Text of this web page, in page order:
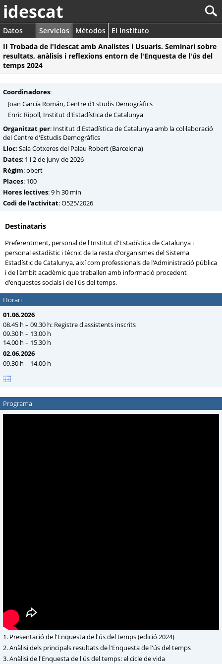
idescat
Datos Servicios Métodos
El Instituto
II Trobada de l'Idescat amb Analistes i Usuaris. Seminari sobre
resultats, anàlisis i reflexions entorn de l'Enquesta de l'ús del
temps 2024
Coordinadores:
Joan García Román, Centre d’Estudis Demogràfics
Enric Ripoll, Institut d'Estadística de Catalunya
Organitzat per: Institut d'Estadística de Catalunya amb la col·laboració
del Centre d'Estudis Demogràfics
Lloc: Sala Cotxeres del Palau Robert (Barcelona)
Dates: 1 i 2 de juny de 2026
Règim: obert
Places: 100
Hores lectives: 9 h 30 min
Codi de l'activitat: O525/2026
Destinataris
Preferentment, personal de l'Institut d'Estadística de Catalunya i
personal estadístic i tècnic de la resta d'organismes del Sistema
Estadístic de Catalunya, així com professionals de l'Administració pública
i de l'àmbit acadèmic que treballen amb informació procedent
d'enquestes socials i de l'ús del temps.
Horari
01.06.2026
08.45 h – 09.30 h: Registre d'assistents inscrits
09.30 h – 13.00 h
14.00 h – 15.30 h
02.06.2026
09.30 h – 14.00 h
Programa
1. Presentació de l'Enquesta de l'ús del temps (edició 2024)
2. Anàlisi dels principals resultats de l'Enquesta de l'ús del temps
3. Anàlisi de l'Enquesta de l'ús del temps: el cicle de vida